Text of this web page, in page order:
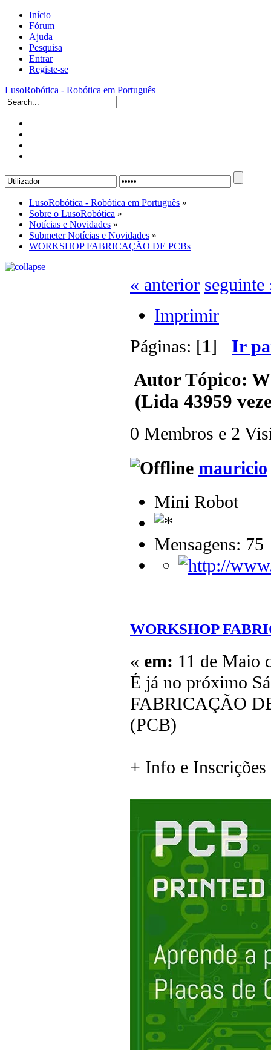
Início
Fórum
Ajuda
Pesquisa
Entrar
Registe-se
LusoRobótica - Robótica em Português
LusoRobótica - Robótica em Português »
Sobre o LusoRobótica »
Notícias e Novidades »
Submeter Notícias e Novidades »
WORKSHOP FABRICAÇÃO DE PCBs
« anterior seguinte
Imprimir
Páginas: [1] Ir
AutorTópico:
(Lida 43959
0 Membros e 2
mauricio
Mini Robot
Mensagens: 75
WORKSHOP
« em: 11 de Maio
É já no próximo
FABRICAÇÃO
(PCB)
+ Info e